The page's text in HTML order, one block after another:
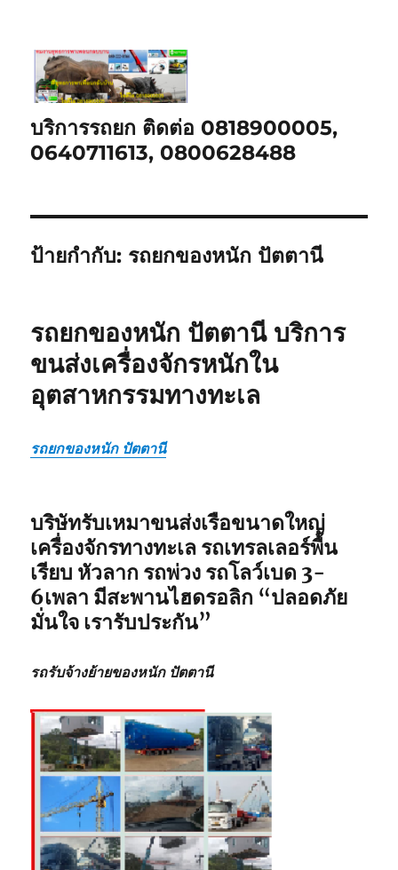
บริการรถยก ติดต่อ 0818900005,
0640711613, 0800628488
ป้ายกำกับ: รถยกของหนัก ปัตตานี
รถยกของหนัก ปัตตานี บริการ
ขนส่งเครื่องจักรหนักใน
อุตสาหกรรมทางทะเล
รถยกของหนัก ปัตตานี
บริษัทรับเหมาขนส่งเรือขนาดใหญ่
เครื่องจักรทางทะเล รถเทรลเลอร์พื้น
เรียบ หัวลาก รถพ่วง รถโลว์เบด 3-
6เพลา มีสะพานไฮดรอลิก “ปลอดภัย
มั่นใจ เรารับประกัน”
รถรับจ้างย้ายของหนัก ปัตตานี